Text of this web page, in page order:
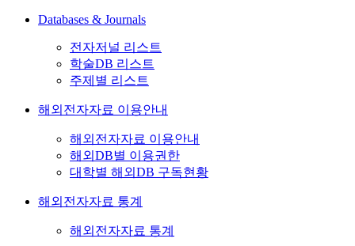
Databases & Journals
전자저널 리스트
학술DB 리스트
주제별 리스트
해외전자자료 이용안내
해외전자자료 이용안내
해외DB별 이용권한
대학별 해외DB 구독현황
해외전자자료 통계
해외전자자료 통계